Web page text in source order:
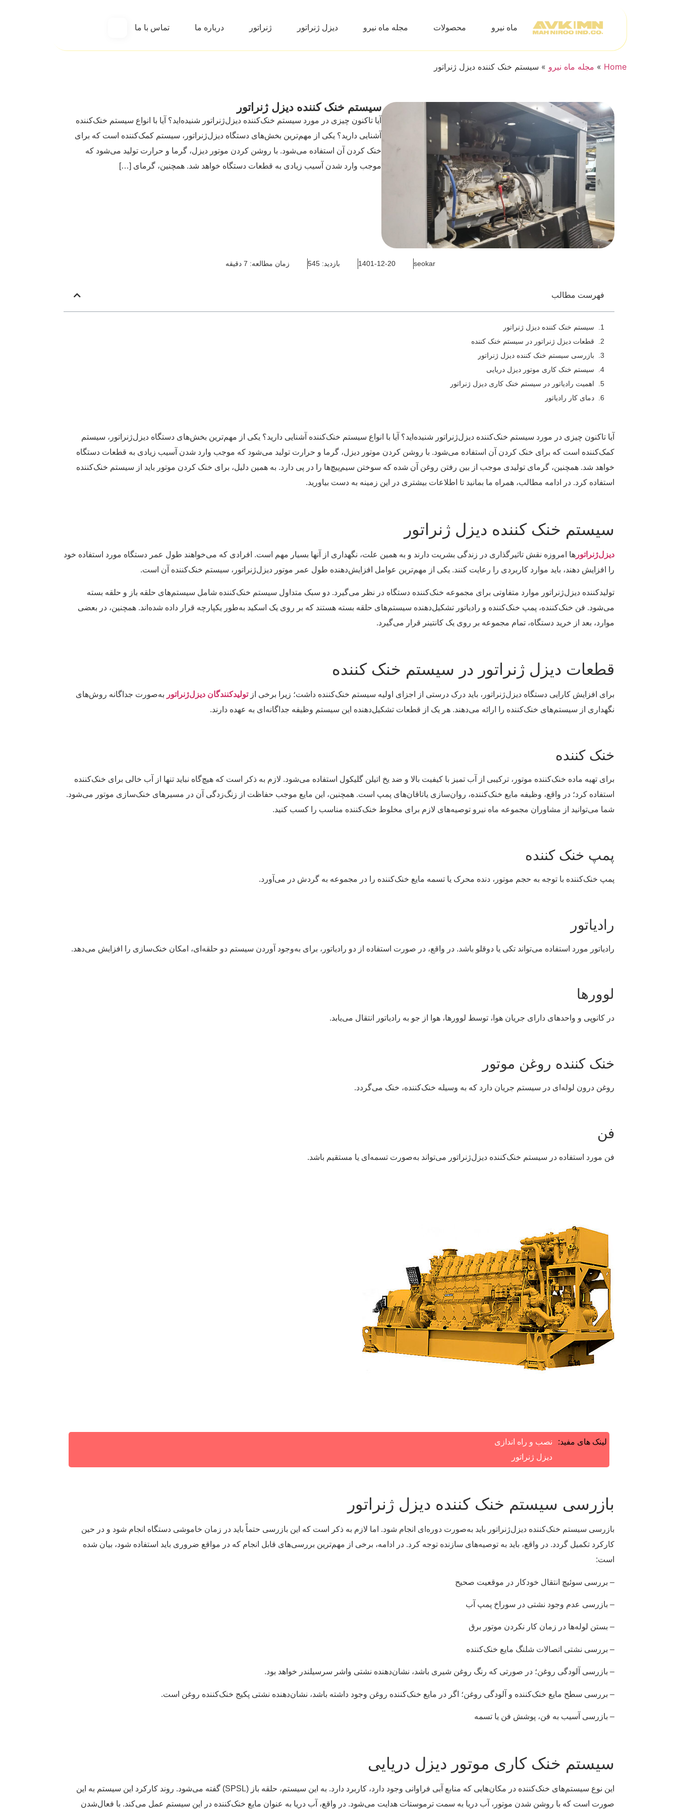
ماه نیرو محصولات مجله ماه نیرو دیزل ژنراتور ژنراتور درباره ما تماس با ما
Home
» مجله ماه نیرو » سیستم خنک کننده دیزل ژنراتور
سیستم خنک کننده دیزل ژنراتور
آیا تاکنون چیزی در مورد سیستم خنک‌کننده دیزل‌ژنراتور شنیده‌اید؟ آیا با انواع سیستم خنک‌کننده
آشنایی دارید؟ یکی از مهم‌ترین بخش‌های دستگاه دیزل‌ژنراتور، سیستم کمک‌کننده است که برای
خنک کردن آن استفاده می‌شود. با روشن کردن موتور دیزل، گرما و حرارت تولید می‌شود که
موجب وارد شدن آسیب زیادی به قطعات دستگاه خواهد شد. همچنین، گرمای […]
seokar
1401-12-20 بازدید: 545 زمان مطالعه: 7 دقیقه
فهرست مطالب
سیستم خنک کننده دیزل ژنراتور
قطعات دیزل ژنراتور در سیستم خنک کننده
بازرسی سیستم خنک کننده دیزل ژنراتور
سیستم خنک کاری موتور دیزل دریایی
اهمیت رادیاتور در سیستم خنک کاری دیزل ژنراتور
دمای کار رادیاتور
آیا تاکنون چیزی در مورد سیستم خنک‌کننده دیزل‌ژنراتور شنیده‌اید؟ آیا با انواع سیستم خنک‌کننده آشنایی دارید؟ یکی از مهم‌ترین بخش‌های دستگاه دیزل‌ژنراتور، سیستم
کمک‌کننده است که برای خنک کردن آن استفاده می‌شود. با روشن کردن موتور دیزل، گرما و حرارت تولید می‌شود که موجب وارد شدن آسیب زیادی به قطعات دستگاه
خواهد شد. همچنین، گرمای تولیدی موجب از بین رفتن روغن آن شده که سوختن سیم‌پیچ‌ها را در پی دارد. به همین دلیل، برای خنک کردن موتور باید از سیستم خنک‌کننده
استفاده کرد. در ادامه مطالب، همراه ما بمانید تا اطلاعات بیشتری در این زمینه به دست بیاورید.
سیستم خنک کننده دیزل ژنراتور
دیزل‌ژنراتور ها امروزه نقش تاثیرگذاری در زندگی بشریت دارند و به همین علت، نگهداری از آنها بسیار مهم است. افرادی که می‌خواهند طول عمر دستگاه مورد استفاده خود
را افزایش دهند، باید موارد کاربردی را رعایت کنند. یکی از مهم‌ترین عوامل افزایش‌دهنده طول عمر موتور دیزل‌ژنراتور، سیستم خنک‌کننده آن است.
تولیدکننده دیزل‌ژنراتور موارد متفاوتی برای مجموعه خنک‌کننده دستگاه در نظر می‌گیرد. دو سبک متداول سیستم خنک‌کننده شامل سیستم‌های حلقه باز و حلقه بسته
می‌شود. فن خنک‌کننده، پمپ خنک‌کننده و رادیاتور تشکیل‌دهنده سیستم‌های حلقه بسته هستند که بر روی یک اسکید به‌طور یکپارچه قرار داده شده‌اند. همچنین، در بعضی
موارد، بعد از خرید دستگاه، تمام مجموعه بر روی یک کانتینر قرار می‌گیرد.
قطعات دیزل ژنراتور در سیستم خنک کننده
برای افزایش کارایی دستگاه دیزل‌ژنراتور، باید درک درستی از اجزای اولیه سیستم خنک‌کننده داشت؛ زیرا برخی ازتولیدکنندگان دیزل‌ژنراتور به‌صورت جداگانه روش‌های
نگهداری از سیستم‌های خنک‌کننده را ارائه می‌دهند. هر یک از قطعات تشکیل‌دهنده این سیستم وظیفه جداگانه‌ای به عهده دارند.
خنک کننده
برای تهیه ماده خنک‌کننده موتور، ترکیبی از آب تمیز با کیفیت بالا و ضد یخ اتیلن گلیکول استفاده می‌شود. لازم به ذکر است که هیچ‌گاه نباید تنها از آب خالی برای خنک‌کننده
استفاده کرد؛ در واقع، وظیفه مایع خنک‌کننده، روان‌سازی یاتاقان‌های پمپ است. همچنین، این مایع موجب حفاظت از زنگ‌زدگی آن در مسیرهای خنک‌سازی موتور می‌شود.
شما می‌توانید از مشاوران مجموعه ماه نیرو توصیه‌های لازم برای مخلوط خنک‌کننده مناسب را کسب کنید.
پمپ خنک کننده
پمپ خنک‌کننده با توجه به حجم موتور، دنده محرک یا تسمه مایع خنک‌کننده را در مجموعه به گردش در می‌آورد.
رادیاتور
رادیاتور مورد استفاده می‌تواند تکی یا دوقلو باشد. در واقع، در صورت استفاده از دو رادیاتور، برای به‌وجود آوردن سیستم دو حلقه‌ای، امکان خنک‌سازی را افزایش می‌دهد.
لوورها
در کانوپی و واحدهای دارای جریان هوا، توسط لوورها، هوا از جو به رادیاتور انتقال می‌یابد.
خنک کننده روغن موتور
روغن درون لوله‌ای در سیستم جریان دارد که به وسیله خنک‌کننده، خنک می‌گردد.
فن
فن مورد استفاده در سیستم خنک‌کننده دیزل‌ژنراتور می‌تواند به‌صورت تسمه‌ای یا مستقیم باشد.
لینک های مفید:
نصب و راه اندازی
دیزل ژنراتور
بازرسی سیستم خنک کننده دیزل ژنراتور
بازرسی سیستم خنک‌کننده دیزل‌ژنراتور باید به‌صورت دوره‌ای انجام شود. اما لازم به ذکر است که این بازرسی حتماً باید در زمان خاموشی دستگاه انجام شود و در حین
کارکرد تکمیل گردد. در واقع، باید به توصیه‌های سازنده توجه کرد. در ادامه، برخی از مهم‌ترین بررسی‌های قابل انجام که در مواقع ضروری باید استفاده شود، بیان شده
است:
– بررسی سوئیچ انتقال خودکار در موقعیت صحیح
– بازرسی عدم وجود نشتی در سوراخ پمپ آب
– بستن لوله‌ها در زمان کار نکردن موتور برق
– بررسی نشتی اتصالات شلنگ مایع خنک‌کننده
– بازرسی آلودگی روغن؛ در صورتی که رنگ روغن شیری باشد، نشان‌دهنده نشتی واشر سرسیلندر خواهد بود.
– بررسی سطح مایع خنک‌کننده و آلودگی روغن؛ اگر در مایع خنک‌کننده روغن وجود داشته باشد، نشان‌دهنده نشتی پکیج خنک‌کننده روغن است.
– بازرسی آسیب به فن، پوشش فن یا تسمه
سیستم خنک کاری موتور دیزل دریایی
این نوع سیستم‌های خنک‌کننده در مکان‌هایی که منابع آبی فراوانی وجود دارد، کاربرد دارد. به این سیستم، حلقه باز (SPSL) گفته می‌شود. روند کارکرد این سیستم به این
صورت است که با روشن شدن موتور، آب دریا به سمت ترموستات هدایت می‌شود. در واقع، آب دریا به عنوان مایع خنک‌کننده در این سیستم عمل می‌کند. با فعال‌شدن